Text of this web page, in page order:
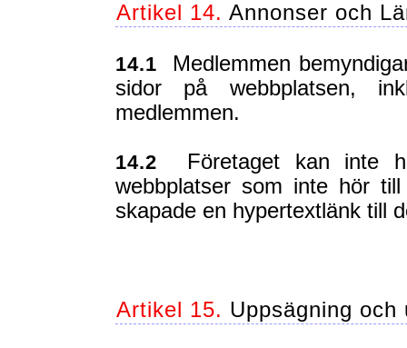
Artikel 14. Annonser och
14.1 Medlemmen
sidor på webbplatsen,
medlemmen.
14.2 Företaget kan inte
webbplatser som inte hör
skapade en hypertextlänk till
Artikel 15. Uppsägning och